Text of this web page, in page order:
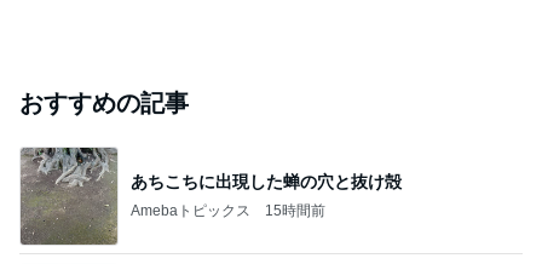
おすすめの記事
あちこちに出現した蝉の穴と抜け殻
Amebaトピックス 15時間前